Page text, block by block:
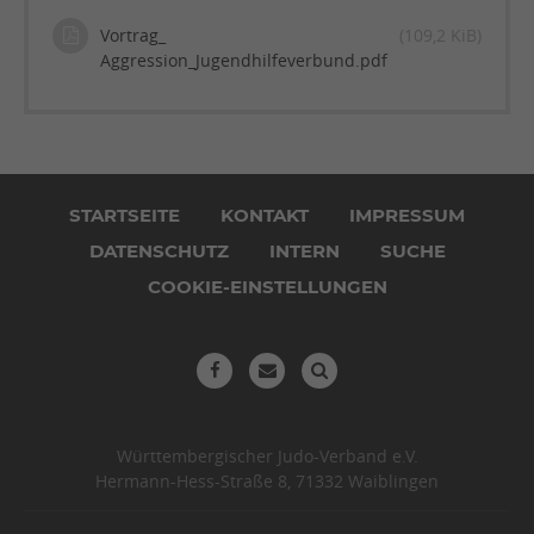
Vortrag_
Aggression_Jugendhilfeverbund.pdf
(109,2 KiB)
überspringen
STARTSEITE KONTAKT
IMPRESSUM
DATENSCHUTZ
INTERN
SUCHE
COOKIE-EINSTELLUNGEN
Württembergischer Judo-Verband e.V.
Hermann-Hess-Straße 8, 71332 Waiblingen